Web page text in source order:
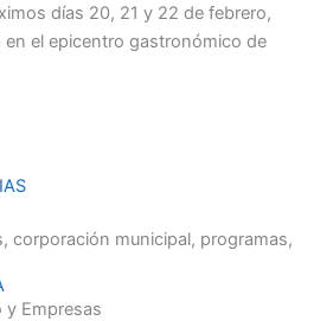
días 20, 21 y 22 de febrero,
en el epicentro gastronómico de
corporación municipal, programas,
y Empresas